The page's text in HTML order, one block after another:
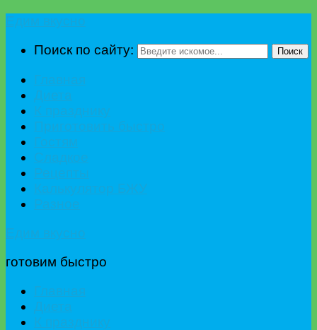
Поиск по сайту:
Поиск
готовим быстро